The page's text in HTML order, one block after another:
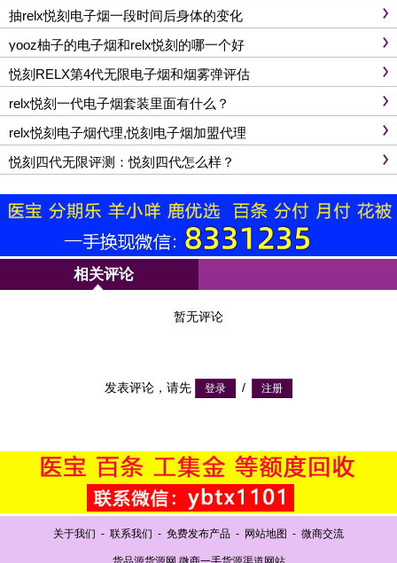
抽relx悦刻电子烟一段时间后身体的变化
yooz柚子的电子烟和relx悦刻的哪一个好
悦刻RELX第4代无限电子烟和烟雾弹评估
relx悦刻一代电子烟套装里面有什么？
relx悦刻电子烟代理,悦刻电子烟加盟代理
悦刻四代无限评测：悦刻四代怎么样？
相关评论
暂无评论
发表评论，请先 /
关于我们 - 联系我们 - 免费发布产品 - 网站地图 - 微商交流